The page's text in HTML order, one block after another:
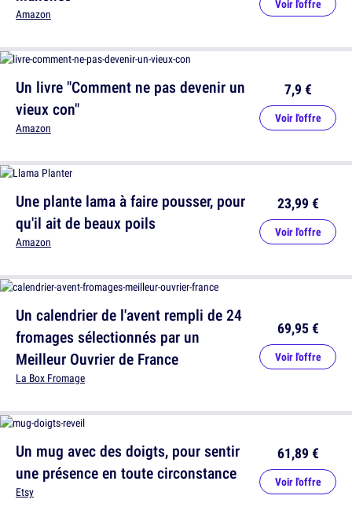
Amazon
Voir l'offre
Une plante lama à faire pousser, pour
qu'il ait de beaux poils
Amazon
23,99 €
Voir l'offre
Un mug avec des doigts, pour sentir
une présence en toute circonstance
Etsy
61,89 €
Voir l'offre
Un livre "Comment ne pas devenir un
vieux con"
Amazon
7,9 €
Voir l'offre
Un calendrier de l'avent rempli de 24
fromages sélectionnés par un
Meilleur Ouvrier de France
La Box Fromage
69,95 €
Voir l'offre